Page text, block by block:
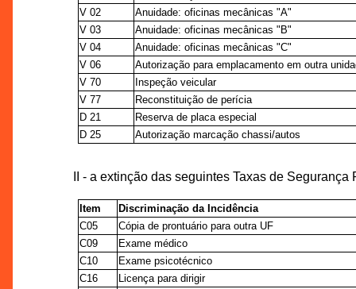
V 02
Anuidade: oficinas mecânicas "A"
V 03
Anuidade: oficinas mecânicas "B"
V 04
Anuidade: oficinas mecânicas "C"
V 06
Autorização para emplacamento em outra
V 70
Inspeção veicular
V 77
Reconstituição de perícia
D 21
Reserva de placa especial
D 25
Autorização marcação chassi/autos
II - a extinção das seguintes Taxas de
Item
Discriminação da Incidência
C05
Cópia de prontuário para outra UF
C09
Exame médico
C10
Exame psicotécnico
C16
Licença para dirigir